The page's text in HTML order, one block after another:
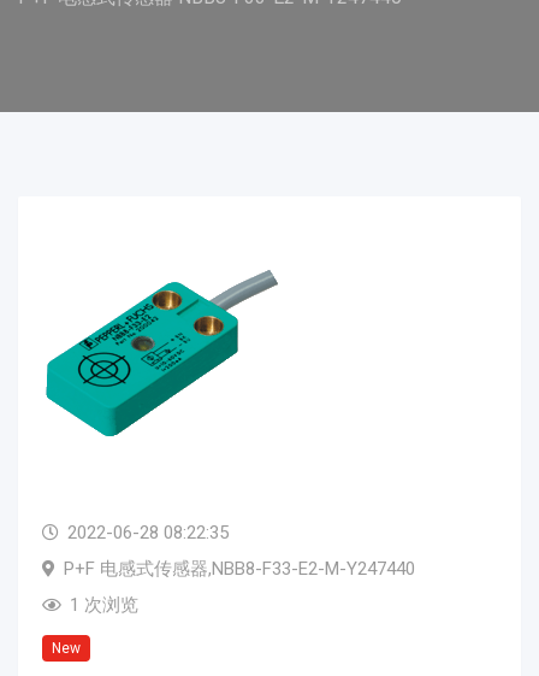
2022-06-28 08:22:35
P+F 电感式传感器,NBB8-F33-E2-M-Y247440
1 次浏览
New